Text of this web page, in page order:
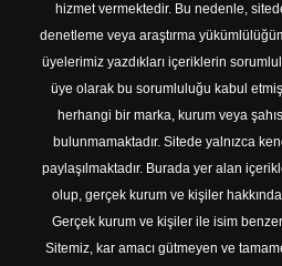
hizmet vermektedir. Bu nedenle,
denetleme veya araştırma
üyelerimiz yazdıkları içeriklerin
üye olarak bu sorumluluğu kabul
herhangi bir marka, kurum veya
bulunmamaktadır. Sitede yalnızca
paylaşılmaktadır. Burada yer alan
olup, gerçek kurum ve kişiler hakkında
Gerçek kurum ve kişiler ile isim
Sitemiz, kar amacı gütmeyen ve